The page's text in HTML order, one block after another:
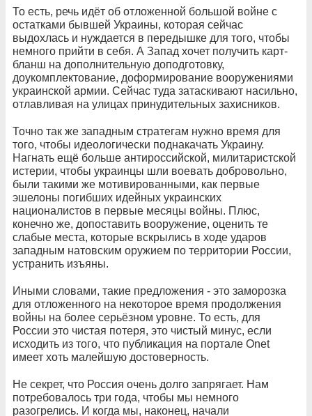
То есть, речь идёт об отложенной большой войне с
остатками бывшей Украины, которая сейчас
выдохлась и нуждается в передышке для того, чтобы
немного прийти в себя. А Запад хочет получить карт-
бланш на дополнительную доподготовку,
доукомплектование, доформирование вооружениями
украинской армии. Сейчас туда затаскивают насильно,
отлавливая на улицах принудительных захисников.
Точно так же западным стратегам нужно время для
того, чтобы идеологически поднакачать Украину.
Нагнать ещё больше антироссийской, милитаристской
истерии, чтобы украинцы шли воевать добровольно,
были такими же мотивированными, как первые
эшелоны погибших идейных украинских
националистов в первые месяцы войны. Плюс,
конечно же, допоставить вооружение, оценить те
слабые места, которые вскрылись в ходе ударов
западным натовским оружием по территории России,
устранить изъяны.
Иными словами, такие предложения - это заморозка
для отложенного на некоторое время продолжения
войны на более серьёзном уровне. То есть, для
России это чистая потеря, это чистый минус, если
исходить из того, что публикация на портале Onet
имеет хоть малейшую достоверность.
Не секрет, что Россия очень долго запрягает. Нам
потребовалось три года, чтобы мы немного
разогрелись. И когда мы, наконец, начали